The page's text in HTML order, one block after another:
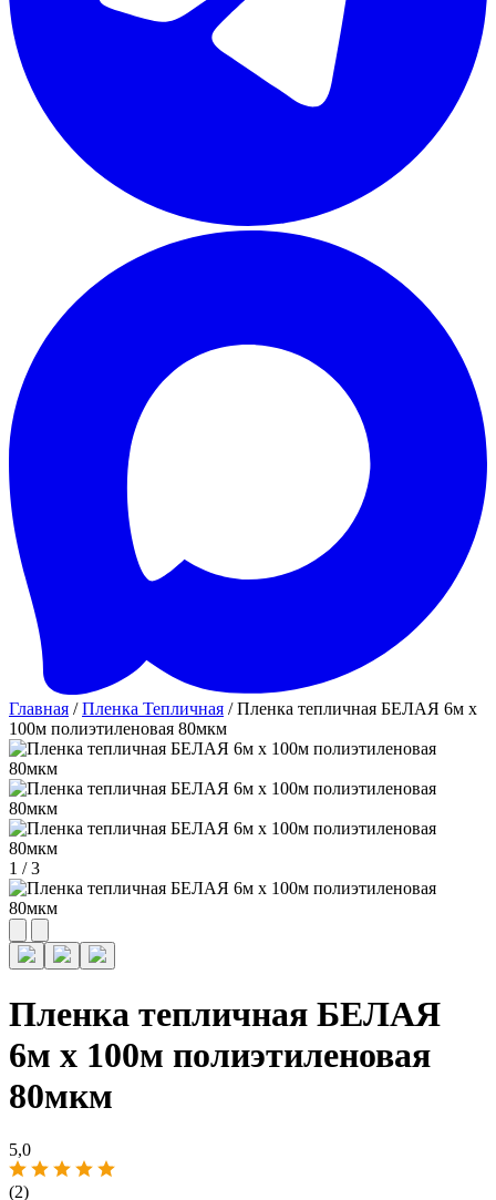
Главная /Пленка Тепличная / Пленка тепличная БЕЛАЯ 6м х
100м полиэтиленовая 80мкм
1 /3
Пленка тепличная БЕЛАЯ
6м х 100м полиэтиленовая
80мкм
5,0
(2)